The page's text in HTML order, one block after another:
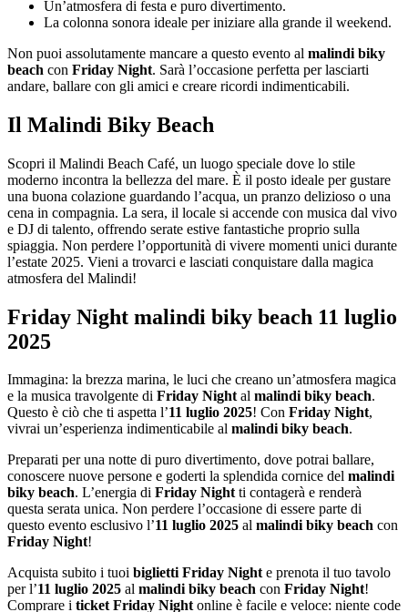
Un’atmosfera di festa e puro divertimento.
La colonna sonora ideale per iniziare alla grande il weekend.
Non puoi assolutamente mancare a questo evento al malindi biky
beach con Friday Night. Sarà l’occasione perfetta per lasciarti
andare, ballare con gli amici e creare ricordi indimenticabili.
Il Malindi Biky Beach
Scopri il Malindi Beach Café, un luogo speciale dove lo stile
moderno incontra la bellezza del mare. È il posto ideale per gustare
una buona colazione guardando l’acqua, un pranzo delizioso o una
cena in compagnia. La sera, il locale si accende con musica dal vivo
e DJ di talento, offrendo serate estive fantastiche proprio sulla
spiaggia. Non perdere l’opportunità di vivere momenti unici durante
l’estate 2025. Vieni a trovarci e lasciati conquistare dalla magica
atmosfera del Malindi!
Friday Night malindi biky beach 11 luglio
2025
Immagina: la brezza marina, le luci che creano un’atmosfera magica
e la musica travolgente di Friday Nightal malindi biky beach.
Questo è ciò che ti aspetta l’11 luglio 2025! Con Friday Night,
vivrai un’esperienza indimenticabile al malindi biky beach.
Preparati per una notte di puro divertimento, dove potrai ballare,
conoscere nuove persone e goderti la splendida cornice del malindi
biky beach. L’energia di Friday Nightti contagerà e renderà
questa serata unica. Non perdere l’occasione di essere parte di
questo evento esclusivo l’11 luglio 2025 al malindi biky beach con
Friday Night!
Acquista subito i tuoi biglietti Friday Nighte prenota il tuo tavolo
per l’11 luglio 2025 al malindi biky beach con Friday Night!
Comprare i ticket Friday Nightonline è facile e veloce: niente code